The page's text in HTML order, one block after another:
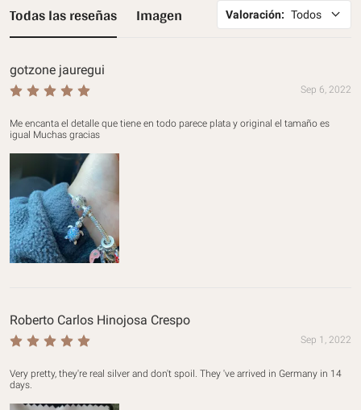
Todas las reseñas Imagen Valoración: Todos
gotzone jauregui
Sep 6, 2022
Me encanta el detalle que tiene en todo parece plata y original el tamaño es
igual Muchas gracias
Roberto Carlos Hinojosa Crespo
Sep 1, 2022
Very pretty, they're real silver and don't spoil. They 've arrived in Germany in 14
days.